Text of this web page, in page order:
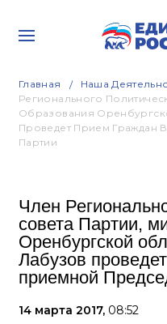
Главная Наша
Регионального
Образования
Проведет Прием Граждан
Партии
Член
совета Партии,
Оренбургской
Лабузов
приемной
14 марта 2017, 08:52